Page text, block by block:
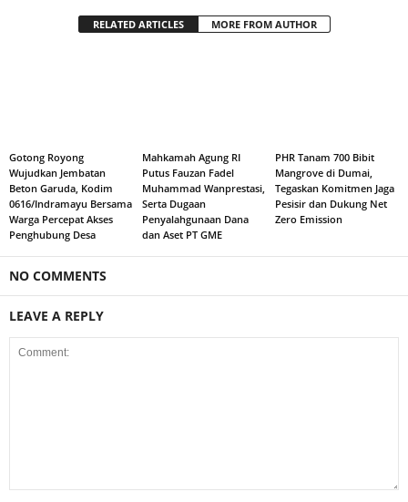
RELATED ARTICLES MORE FROM AUTHOR
Gotong Royong
Wujudkan Jembatan
Beton Garuda, Kodim
0616/Indramayu Bersama
Warga Percepat Akses
Penghubung Desa
Mahkamah Agung RI
Putus Fauzan Fadel
Muhammad Wanprestasi,
Serta Dugaan
Penyalahgunaan Dana
dan Aset PT GME
PHR Tanam 700 Bibit
Mangrove di Dumai,
Tegaskan Komitmen Jaga
Pesisir dan Dukung Net
Zero Emission
NO COMMENTS
LEAVE A REPLY